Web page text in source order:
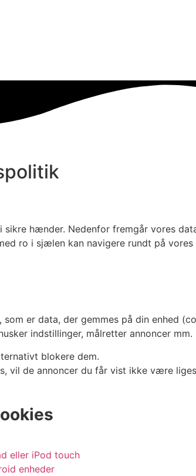
sikre hænder. Nedenfor fremgår vores
ro i sjælen kan navigere rundt på
er data, der gemmes på din enhed
indstillinger, målretter annoncer mm.
blokere dem.
vil de annoncer du får vist ikke være
eller iPod touch
enheder